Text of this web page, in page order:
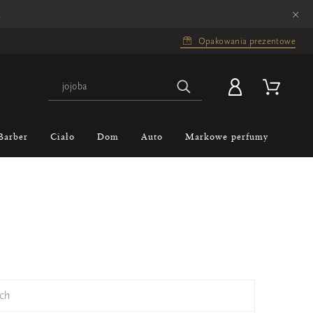
×
Opakowania prezentowe
Ciało Dom Auto Markowe perfumy